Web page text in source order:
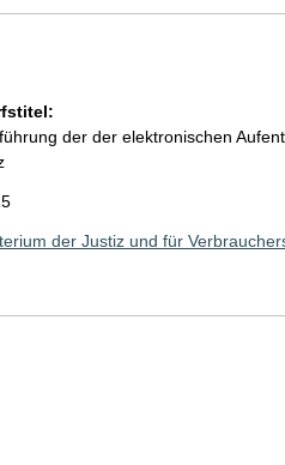
der der elektronischen
der Justiz und für